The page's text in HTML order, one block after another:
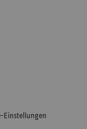
Einstellungen